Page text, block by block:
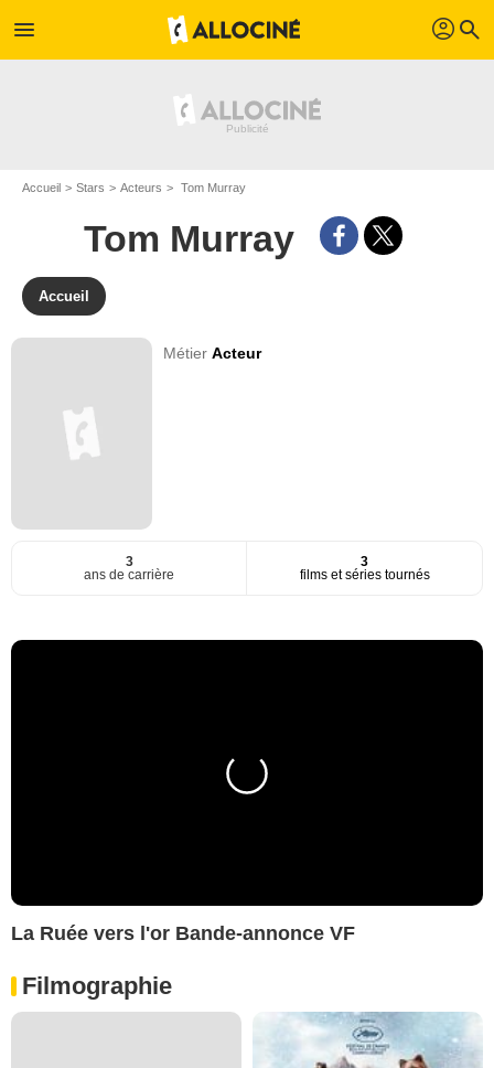
menu profil search
Accueil Stars Acteurs Tom Murray
Tom Murray
Accueil
MétierActeur
3
ans de carrière
3
films et séries tournés
La Ruée vers l'or Bande-annonce VF
Filmographie